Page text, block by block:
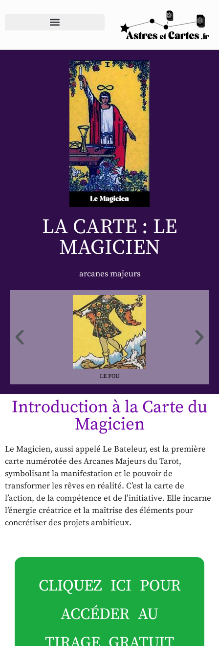
LA CARTE : LE
MAGICIEN
arcanes majeurs
LE FOU
Introduction à la Carte du
Magicien
Le Magicien, aussi appelé Le Bateleur, est la première
carte numérotée des Arcanes Majeurs du Tarot,
symbolisant la manifestation et le pouvoir de
transformer les rêves en réalité. C’est la carte de
l’action, de la compétence et de l’initiative. Elle incarne
l’énergie créatrice et la maîtrise des éléments pour
concrétiser des projets ambitieux.
CLIQUEZ ICI POUR
ACCÉDER AU